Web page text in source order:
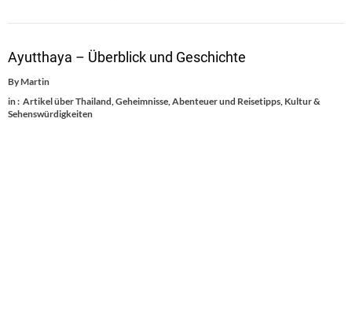
Ayutthaya – Überblick und Geschichte
ByMartin
in : Artikel über Thailand,Geheimnisse, Abenteuer und Reisetipps, Kultur &
Sehenswürdigkeiten